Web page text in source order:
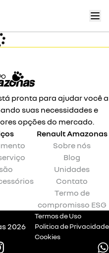
pronta para ajudar você a
suas necessidades e
opções do mercado.
RenaultAmazonas
Sobre nós
Blog
Unidades
Contato
Termo de
compromisso ESG
2026
Termos de Uso
Politica de Privacidade
Cookies